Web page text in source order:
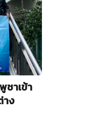
าเข้า
าง